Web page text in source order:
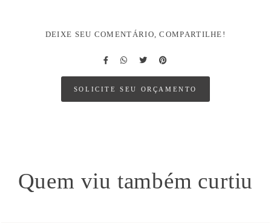
DEIXE SEU COMENTÁRIO, COMPARTILHE!
SOLICITE SEU ORÇAMENTO
Quem viu também curtiu